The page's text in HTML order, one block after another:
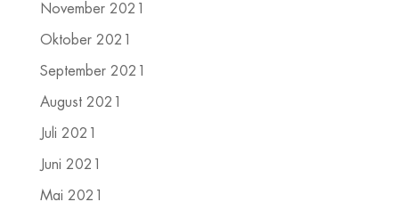
November 2021
Oktober 2021
September 2021
August 2021
Juli 2021
Juni 2021
Mai 2021